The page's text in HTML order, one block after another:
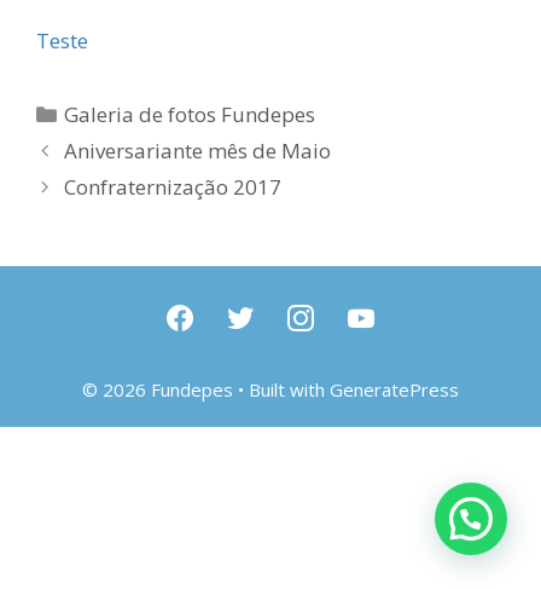
Teste
Categorias
Galeria de fotos Fundepes
Aniversariante mês de Maio
Confraternização 2017
facebooktwitter instagramyoutube
© 2026 Fundepes • Built with GeneratePress